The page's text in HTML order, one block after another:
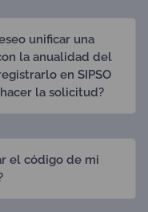
unificar una
la anualidad del
en SIPSO
la solicitud?
el código de mi